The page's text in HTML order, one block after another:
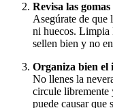
Revisa las
Asegúrate de que
ni huecos. Limpia
sellen bien y no
Organiza bien el
No llenes la
circule libremente
puede causar que